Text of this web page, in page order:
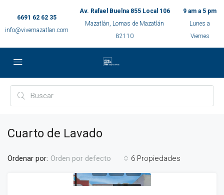
6691 62 62 35
info@vivemazatlan.com
Av. Rafael Buelna 855 Local 106
Mazatlán, Lomas de Mazatlán
82110
9 am a 5 pm
Lunes a
Viernes
Cuarto de Lavado
6 Propiedades
Ordenar por: Orden por defecto